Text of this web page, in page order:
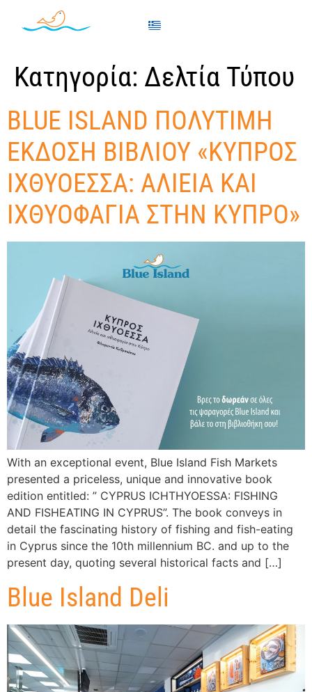
Κατηγορία: Δελτία Τύπου
BLUE ISLAND ΠΟΛΥΤΙΜΗ
ΕΚΔΟΣΗ ΒΙΒΛΙΟΥ «ΚΥΠΡΟΣ
ΙΧΘΥΟΕΣΣΑ: ΑΛΙΕΙΑ ΚΑΙ
ΙΧΘΥΟΦΑΓΙΑ ΣΤΗΝ ΚΥΠΡΟ»
With an exceptional event, Blue Island Fish Markets
presented a priceless, unique and innovative book
edition entitled: ” CYPRUS ICHTHYOESSA: FISHING
AND FISHEATING IN CYPRUS”. The book conveys in
detail the fascinating history of fishing and fish-eating
in Cyprus since the 10th millennium BC. and up to the
present day, quoting several historical facts and […]
Blue Island Deli